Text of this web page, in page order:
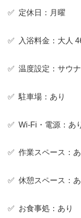
✅ 定休日：月曜
✅ 入浴料金：大人
✅ 温度設定：サウ
✅ 駐車場：あり
✅ Wi-Fi・電源：あ
✅ 作業スペース：あ
✅ 休憩スペース：あ
✅ お食事処：あり